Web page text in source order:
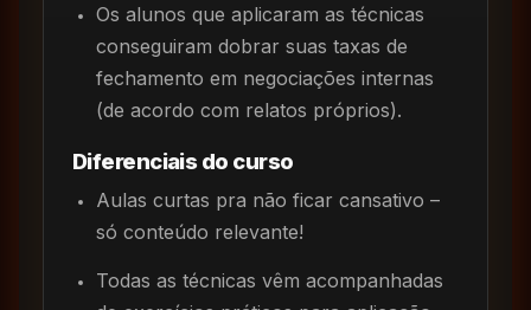
Os alunos que aplicaram as técnicas
conseguiram dobrar suas taxas de
fechamento em negociações internas
(de acordo com relatos próprios).
Diferenciais do curso
Aulas curtas pra não ficar cansativo –
só conteúdo relevante!
Todas as técnicas vêm acompanhadas